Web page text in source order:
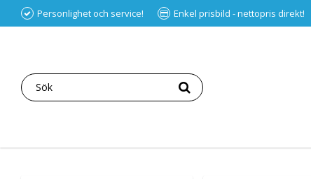
Personlighet och service! Enkel prisbild - nettopris direkt!